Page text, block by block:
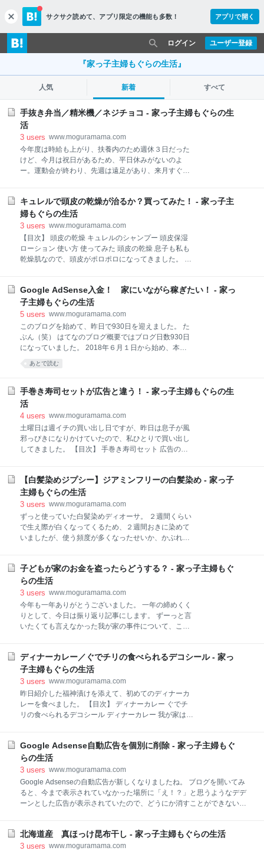
c
l
o
s
サクサク読めて、 アプリ限定の機能も多数！ アプリで開く
ユーザー登録
ログイン
『家っ子主婦もぐらの生活』
人気 新着 すべて
手抜き弁当／精米機／ネジチョコ - 家っ子主婦もぐらの生
活
3 users www.moguramama.com
今年度は時給も上がり、扶養内のため週休３日だった
けど、今月は祝日があるため、平日休みがないのよ
ー。運動会が終わり、先週は遠足があり、来月すぐ発
手抜き弁当４日分 手抜き弁当357日目 手抜き弁当358
日目 手抜き弁当359日目 手抜き弁当360日目 久しぶり
の精米機 北九州のネジチョコ 手抜き弁当４日分 金曜
日が午前中授業だったので４日分でした。貴重な弁当
なし日のため、朝ゆっくりしたかったので、旦那はご
飯のみにしてもらいました♬会社にカップ麺があるの
は朝イチで実家に行ってきました。 先月、やっと新し
い道が開通したから、ちょっと近くなりました♬ 玄米
を20kgくれると言っていたので
キュレルで頭皮の乾燥が治るか？買ってみた！ - 家っ子主
婦もぐらの生活
3 users www.moguramama.com
【目次】 頭皮の乾燥 キュレルのシャンプー 頭皮保湿
ローション 使い方 使ってみた 頭皮の乾燥 息子も私も
乾燥肌なので、頭皮がポロポロになってきました。 フ
ど、気づいたら頭皮がポロポロになっていることに気
づき、このままじゃダメだ！と思い、レビューを参考
にして、キュレルを買ってみました。 キュレルのシャ
ンプー キュレルの頭皮保湿ローションだけ買おうと思
っていたけど、シャンプーとコンディショナーも買っ
た方がいいかな？と思い３点購入しました。 左から、
です。 今回はお安い詰替え用にしてみましたが、洗面
買うときはカラのポンプがあると思っていたので、仕
方なくこのまま使うことに。 回すタイプのキャップに
なってい
Google AdSense入金！ 家にいながら稼ぎたい！ - 家っ
子主婦もぐらの生活
5 users www.moguramama.com
このブログを始めて、昨日で930日を迎えました。 た
ぶん（笑） はてなのブログ概要ではブログ日数930日
になっていました。 2018年６月１日から始め、本当
にいろいろありましたが、なんとか続けられていま
す。 【目次】 クラウドソーシングで稼ぐ！ オークシ
収入 忍者AdMaxで広告収入 もしもアフィリエイトで
稼ぐ！ クラウドソーシングで稼ぐ！ 家っ子主婦として
は、家にいながらお金を稼ぎたい！と思ってしまいま
ングが思い浮かびますが、私にはかなり難しいもので
した。なんせ意味も分からなければ、仕事としてやれ
る技術もない！ できることといえば、検索してアドレ
ムページを見ての感想や、レシート入力くらいです。
レシート入力なんて、簡単そうに思え
あとで読む
手巻き寿司セットが広告と違う！ - 家っ子主婦もぐらの生
活
4 users www.moguramama.com
土曜日は週イチの買い出し日ですが、昨日は息子が風
邪っぴきになりかけていたので、私ひとりで買い出し
してきました。 【目次】 手巻き寿司セット 広告の写
たい」という息子。 そこで、広告にのっていた手巻き
寿司セットを買うことにしました。 広告の画像がこち
ら。 これで1,500円（＋税）です。 いつもの買い物の
流れでどんどんカゴに入れて行き、買い物の後半に鮮
魚コーナーを見てみたけど、まだ並んでいなかったの
で、他の買い物をしてから再び鮮魚コーナーへ行き、
待っていると「あと５分くらいかかります」と声をか
けてくださり、店員さんが出入りするところの近辺で
待っていると、持ってきてくれました。 広告の写真と
違う 声
【白髪染めジプシー】ジアミンフリーの白髪染め - 家っ子
主婦もぐらの生活
3 users www.moguramama.com
ずっと使っていた白髪染めディオーサ。 ２週間くらい
で生え際が白くなってくるため、２週間おきに染めて
いましたが、使う頻度が多くなったせいか、かぶれる
ト ルプルプ（LPLP） 一般の白髪染めが使えない方 今
後について ジアミンアレルギー 白髪染めを使うと、か
ゆみが出るようになりました。 毛染めをした翌日にか
ゆみが出て、数日かゆみが続きます。 白髪のままにし
ておくわけにもいかず、常に在庫がある状態にしてい
たので、かゆみが出ても地肌につかないよう気をつけ
がボコッと腫れてしまったため、アナフィラキシーに
なってもいけないので、ディオーサを使うのをやめる
ことにしました。 ジアミンアレルギーかもしれません
ね
子どもが家のお金を盗ったらどうする？ - 家っ子主婦もぐ
らの生活
3 users www.moguramama.com
今年も一年ありがとうございました。 一年の締めくく
りとして、今日は振り返り記事にします。 ずーっと言
いたくても言えなかった我が家の事件について、ここ
みそうになります。 まだ今じゃないのかな？早いか
な？ それでも前向きに！ 同じような悩みを抱えている
方や、今後同じ状況になるかもしれない方のためにも
役立てればいいと思い記事にしました。 重い内容にな
りますが、子育てしている方の参考になればと思いま
す。 【目次】 500円玉貯金 情緒不安定になった私 ゲ
がに と 杵つき餅 500円玉貯金 年明けに記事にしてい
た500円玉貯金の結果発表。 しかし、今回は500円玉
貯金が出来ていません💧 実は今年、大
ディナーカレー／ぐでチリの食べられるデコシール - 家っ
子主婦もぐらの生活
3 users www.moguramama.com
昨日紹介した福神漬けを添えて、初めてのディナーカ
レーを食べました。 【目次】 ディナーカレー ぐでチ
リの食べられるデコシール ディナーカレー 我が家はい
に挑戦してみました。 １回使い切りですね！ 具はいつ
もと同じ、豚肉、玉ねぎ、人参、じゃがいもです。 や
っぱり我が家にはバーモントカレーが一番なんでしょ
うね。 甘口でも、ちょっと大人の味でした（笑） これ
は息子用のカレーですが、ゆで卵に何かついています
（笑） ぐでチリの食べられるデコシール ゆで卵につけ
たので、この機会に使ってみました。 が！ めちゃくち
ゃストレスになりました。 なんでできないんだぁ
Google Adsense自動広告を個別に削除 - 家っ子主婦もぐ
らの生活
3 users www.moguramama.com
Google Adsenseの自動広告が新しくなりましたね。 ブログを開いてみ
ると、今まで表示されていなかった場所に「え！？」と思うようなデデ
ーンとした広告が表示されていたので、どうにか消すことができない
削除をしてみた！ 広告の配置自動化 以前、記事内ネイティブ広告を追加
しました。 しかし、思うように設定できていないようで、レスポンシブ
北海道産 真ほっけ昆布干し - 家っ子主婦もぐらの生活
3 users www.moguramama.com